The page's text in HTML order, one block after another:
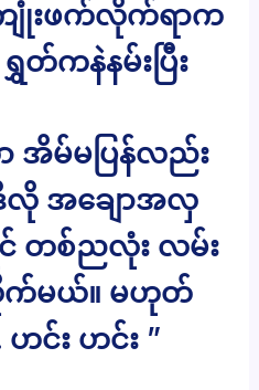
ျုံးဖက်လိုက်ရာက
တ်ကနဲနမ်းပြီး
အိမ်မပြန်လည်း
လို အချောအလှ
တစ်ညလုံး လမ်း
လိုက်မယ်။ မဟုတ်
င်း ဟင်း ”